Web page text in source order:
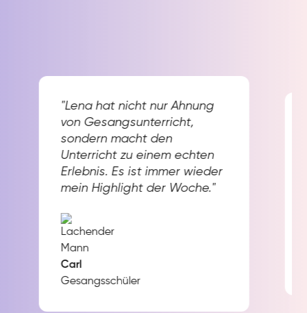
"Lena hat nicht nur Ahnung
von Gesangsunterricht,
sondern macht den
Unterricht zu einem echten
Erlebnis. Es ist immer wieder
mein Highlight der Woche."
Carl
Gesangsschüler